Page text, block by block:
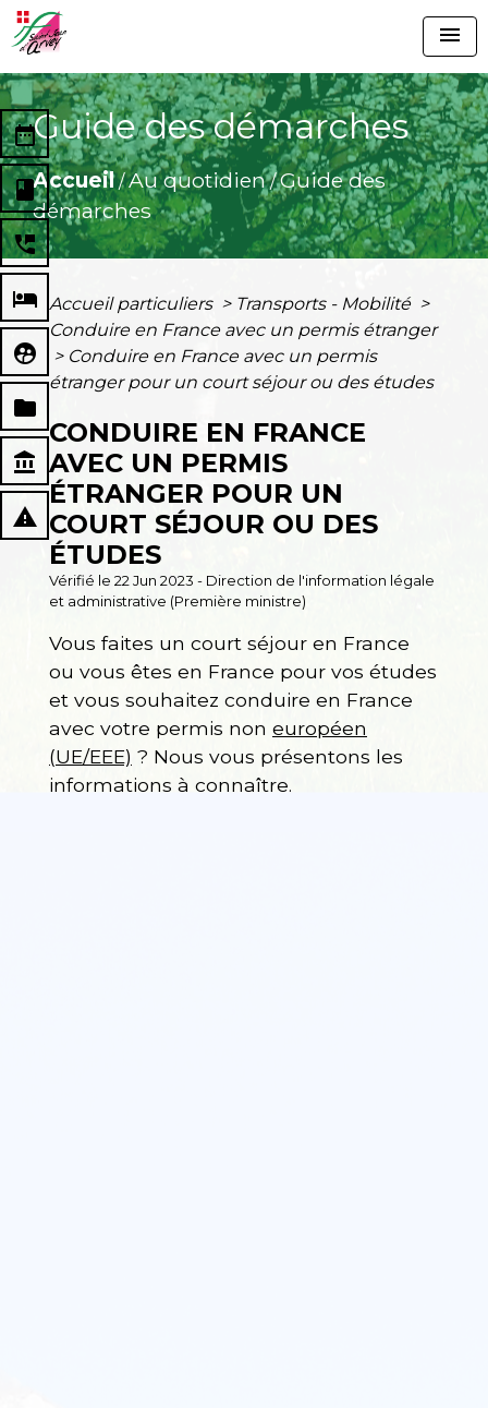
menu
Guide des démarches
Accueil/Au quotidien/Guide des
démarches
date_range
book
perm_phone_msg
local_hotel
supervised_user_circle
folder
account_balance
report_problem
Accueil particuliers > Transports - Mobilité >
Conduire en France avec un permis étranger
> Conduire en France avec un permis
étranger pour un court séjour ou des études
CONDUIRE EN FRANCE
AVEC UN PERMIS
ÉTRANGER POUR UN
COURT SÉJOUR OU DES
ÉTUDES
Vérifié le 22 Jun 2023 - Direction de l'information légale
et administrative (Première ministre)
Vous faites un court séjour en France
ou vous êtes en France pour vos études
et vous souhaitez conduire en France
avec votre permis non européen
(UE/EEE) ? Nous vous présentons les
informations à connaître.